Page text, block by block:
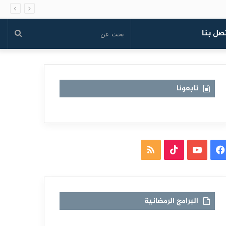
بنا بحث
تابعونا
فيسبوكيوتيوب TikTokملخص
البرامج الرمضانية